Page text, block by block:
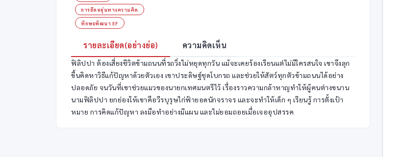
การยืดหยุ่นทางความคิด
ทักษะพัฒนา EF
รายละเอียด(อย่างย่อ) ความคิดเห็น
ฟิลิปปา ต้องเสี่ยงชีวิตข้ามถนนที่รถวิ่งไม่หยุดทุกวัน แม้จะเคยร้องเรียนแต่ไม่มีใครสนใจ เขาจึงลุก
ขึ้นคิดหาวิธีแก้ปัญหาด้วยตัวเอง เขาประดิษฐ์ชุดโบกรถ และช่วยให้สัตว์ทุกตัวข้ามถนนได้อย่าง
ปลอดภัย จนวันที่เขาช่วยแมวของนายกเทศมนตรีไว้ เรื่องราวความกล้าหาญทำให้ผู้คนต่างขนาน
นามฟิลิปปา ยกย่องให้เขาคือวีรบุรุษไก่ฟ้ายอดนักจราจร และจะทำให้เด็ก ๆ เรียนรู้ การตั้งเป้า
หมาย การคิดแก้ปัญหา ลงมือทำอย่างมีแผน และไม่ยอมถอยเมื่อเจออุปสรรค